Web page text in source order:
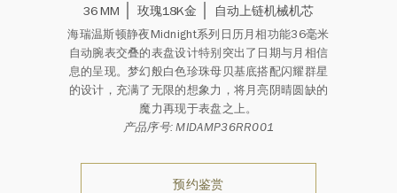
36 MM
玫瑰18K金 自动上链机械机芯
海瑞温斯顿静夜Midnight系列日历月相功能36毫米
自动腕表交叠的表盘设计特别突出了日期与月相信
息的呈现。梦幻般白色珍珠母贝基底搭配闪耀群星
的设计，充满了无限的想象力，将月亮阴晴圆缺的
魔力再现于表盘之上。
产品序号: MIDAMP36RR001
预约鉴赏